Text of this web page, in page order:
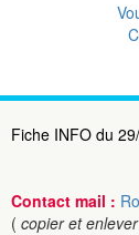
Fiche INFO du
Contact mail :
( copier et